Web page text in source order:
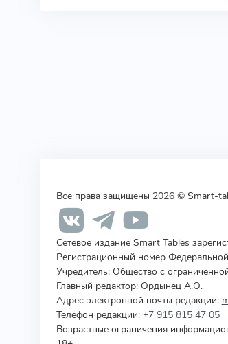
Все права защищены 2026 © Smart-
Сетевое издание Smart Tables
Регистрационный номер
Учредитель: Общество с
Главный редактор: Ордынец А.О.
Адрес электронной почты редакции:
Телефон редакции: +7 915 815 47 05
Возрастные ограничения